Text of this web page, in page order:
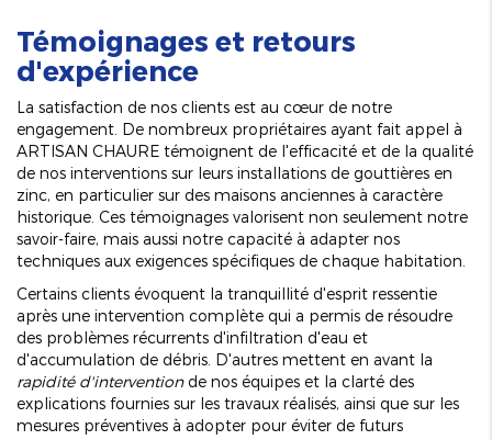
Témoignages et retours
d'expérience
La satisfaction de nos clients est au cœur de notre
engagement. De nombreux propriétaires ayant fait appel à
ARTISAN CHAURE témoignent de l'efficacité et de la qualité
de nos interventions sur leurs installations de gouttières en
zinc, en particulier sur des maisons anciennes à caractère
historique. Ces témoignages valorisent non seulement notre
savoir-faire, mais aussi notre capacité à adapter nos
techniques aux exigences spécifiques de chaque habitation.
Certains clients évoquent la tranquillité d'esprit ressentie
après une intervention complète qui a permis de résoudre
des problèmes récurrents d'infiltration d'eau et
d'accumulation de débris. D'autres mettent en avant la
rapidité d'interventionde nos équipes et la clarté des
explications fournies sur les travaux réalisés, ainsi que sur les
mesures préventives à adopter pour éviter de futurs